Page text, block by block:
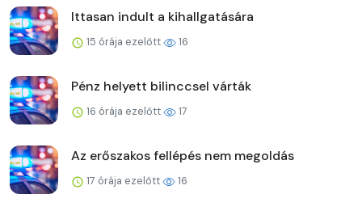
Ittasan indult a kihallgatására
15 órája ezelőtt 16
Pénz helyett bilinccsel várták
16 órája ezelőtt 17
Az erőszakos fellépés nem megoldás
17 órája ezelőtt 16